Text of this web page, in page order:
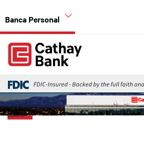
Banca Personal
Global Header Hierarchy Menu
Home Home Mortgage Loans
Back